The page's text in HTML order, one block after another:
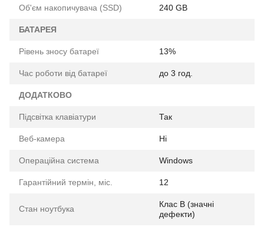
Об'єм накопичувача (SSD) 240 GB
БАТАРЕЯ
Рівень зносу батареї 13%
Час роботи від батареї до 3 год.
ДОДАТКОВО
Підсвітка клавіатури Так
Веб-камера Ні
Операційна система Windows
Гарантійний термін, міс. 12
Стан ноутбука
Клас B (значні
дефекти)